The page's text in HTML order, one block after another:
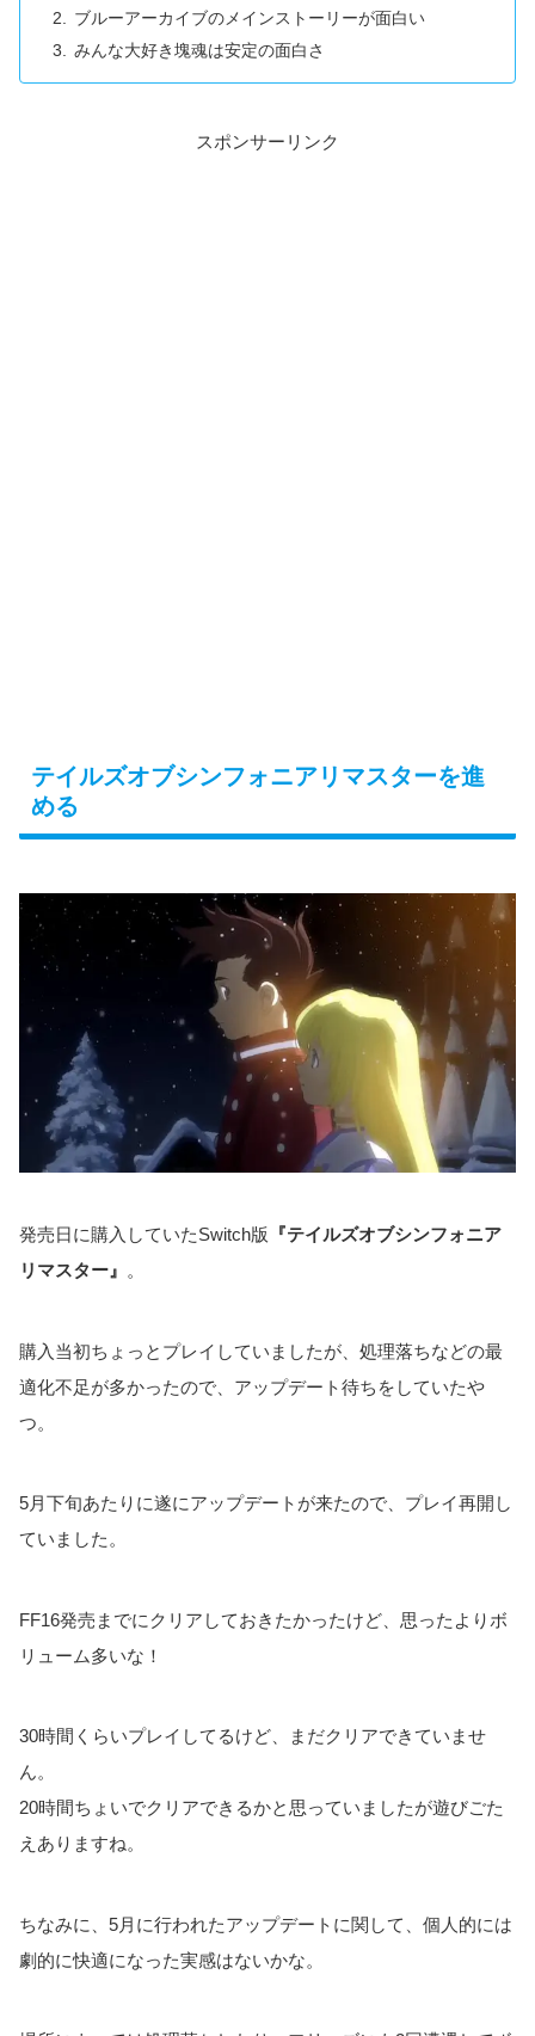
ブルーアーカイブのメインストーリーが面白い
みんな大好き塊魂は安定の面白さ
スポンサーリンク
テイルズオブシンフォニアリマスターを進
める
発売日に購入していたSwitch版 『テイルズオブシンフォニア
リマスター』 。
購入当初ちょっとプレイしていましたが、処理落ちなどの最
適化不足が多かったので、アップデート待ちをしていたや
つ。
5月下旬あたりに遂にアップデートが来たので、プレイ再開し
ていました。
FF16発売までにクリアしておきたかったけど、思ったよりボ
リューム多いな！
30時間くらいプレイしてるけど、まだクリアできていませ
ん。
20時間ちょいでクリアできるかと思っていましたが遊びごた
えありますね。
ちなみに、5月に行われたアップデートに関して、個人的には
劇的に快適になった実感はないかな。